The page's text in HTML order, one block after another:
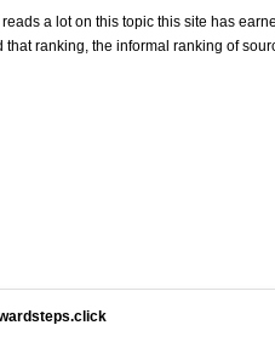
a lot on this topic this site has
that ranking, the informal ranking of